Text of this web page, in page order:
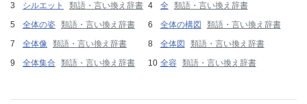
シルエット
類語・言い換え辞書 全
類語・言い換え辞書
全体の姿 類語・言い換え辞書 全体の構図
類語・言い換え辞書
全体像 類語・言い換え辞書 全体図
類語・言い換え辞書
全体集合
類語・言い換え辞書 全容 類語・言い換え辞書